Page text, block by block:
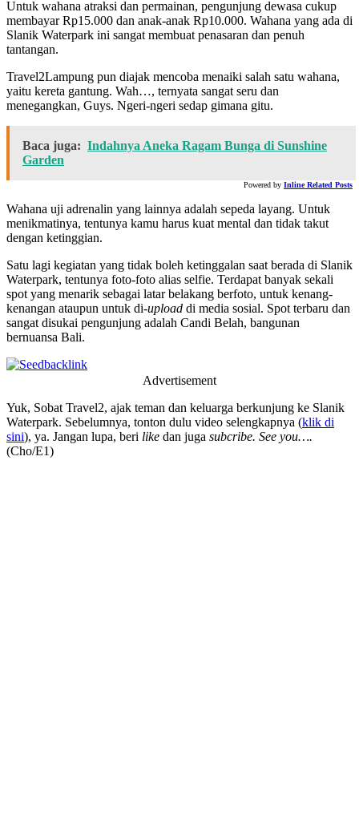
Untuk wahana atraksi dan permainan, pengunjung dewasa cukup
membayar Rp15.000 dan anak-anak Rp10.000. Wahana yang ada di
Slanik Waterpark ini sangat membuat penasaran dan penuh
tantangan.
Travel2Lampung pun diajak mencoba menaiki salah satu wahana,
yaitu kereta gantung. Wah…, ternyata sangat seru dan
menegangkan, Guys. Ngeri-ngeri sedap gimana gitu.
Baca juga: Indahnya Aneka Ragam Bunga di Sunshine
Garden
Powered by Inline Related Posts
Wahana uji adrenalin yang lainnya adalah sepeda layang. Untuk
menikmatinya, tentunya kamu harus kuat mental dan tidak takut
dengan ketinggian.
Satu lagi kegiatan yang tidak boleh ketinggalan saat berada di Slanik
Waterpark, tentunya foto-foto alias selfie. Terdapat banyak sekali
spot yang menarik sebagai latar belakang berfoto, untuk kenang-
kenangan ataupun untuk di-upload di media sosial. Spot terbaru dan
sangat disukai pengunjung adalah Candi Belah, bangunan
bernuansa Bali.
Advertisement
Yuk, Sobat Travel2, ajak teman dan keluarga berkunjung ke Slanik
Waterpark. Sebelumnya, tonton dulu video selengkapnya (klik di
sini), ya. Jangan lupa, beri like dan juga subcribe. See you….
(Cho/E1)